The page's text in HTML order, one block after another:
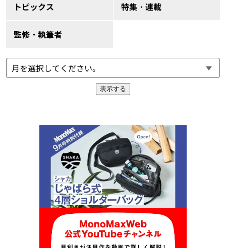
トピックス 特集・連載
監修・執筆者
表示する